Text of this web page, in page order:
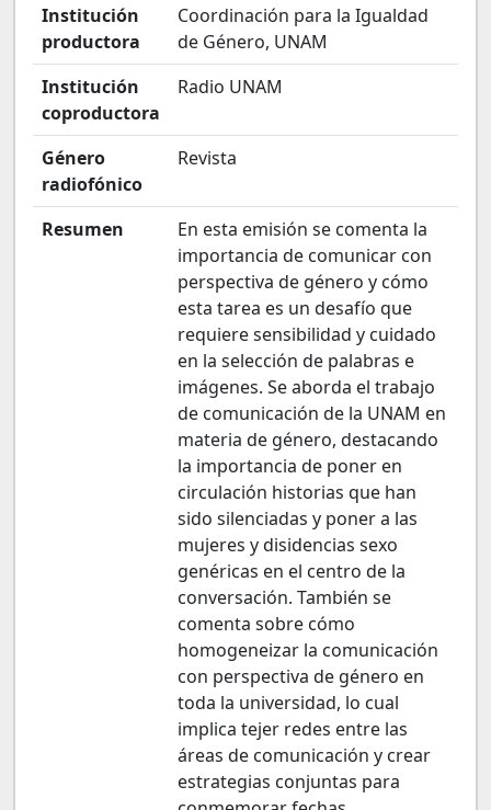
Institución
productora
Coordinación para la Igualdad
de Género, UNAM
Institución
coproductora
Radio UNAM
Género
radiofónico
Revista
Resumen
En esta emisión se comenta la
importancia de comunicar con
perspectiva de género y cómo
esta tarea es un desafío que
requiere sensibilidad y cuidado
en la selección de palabras e
imágenes. Se aborda el trabajo
de comunicación de la UNAM en
materia de género, destacando
la importancia de poner en
circulación historias que han
sido silenciadas y poner a las
mujeres y disidencias sexo
genéricas en el centro de la
conversación. También se
comenta sobre cómo
homogeneizar la comunicación
con perspectiva de género en
toda la universidad, lo cual
implica tejer redes entre las
áreas de comunicación y crear
estrategias conjuntas para